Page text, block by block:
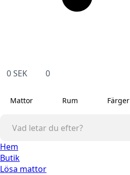
0SEK 0
Mattor Rum Färger
Hem
Butik
Lösa mattor